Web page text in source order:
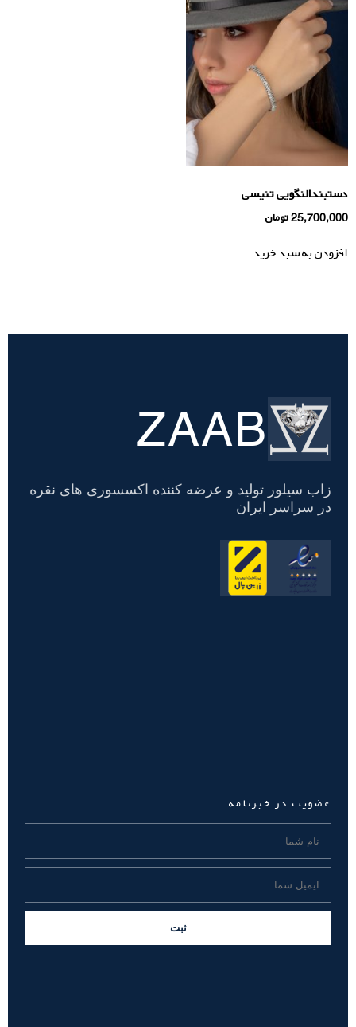
دستبندالنگویی تنیسی
25,700,000تومان
افزودن به سبد خرید
تسویه
حساب
ZAAB
زاب سیلور تولید و عرضه کننده اکسسوری های نقره
در سراسر ایران
عضویت در خبرنامه
ثبت